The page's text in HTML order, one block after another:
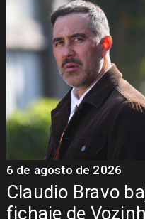
Claudio Bravo
fichaje de
6 de agosto de 2026